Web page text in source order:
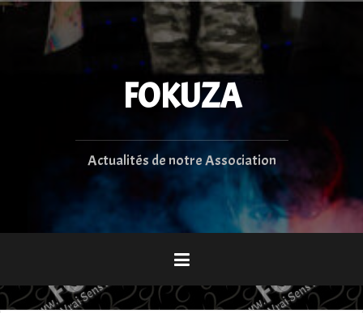
Aller
FOKUZA
Actualités de notre Association